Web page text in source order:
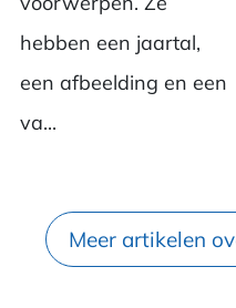
hebben een jaartal,
een afbeelding en een
va...
Meer artikelen